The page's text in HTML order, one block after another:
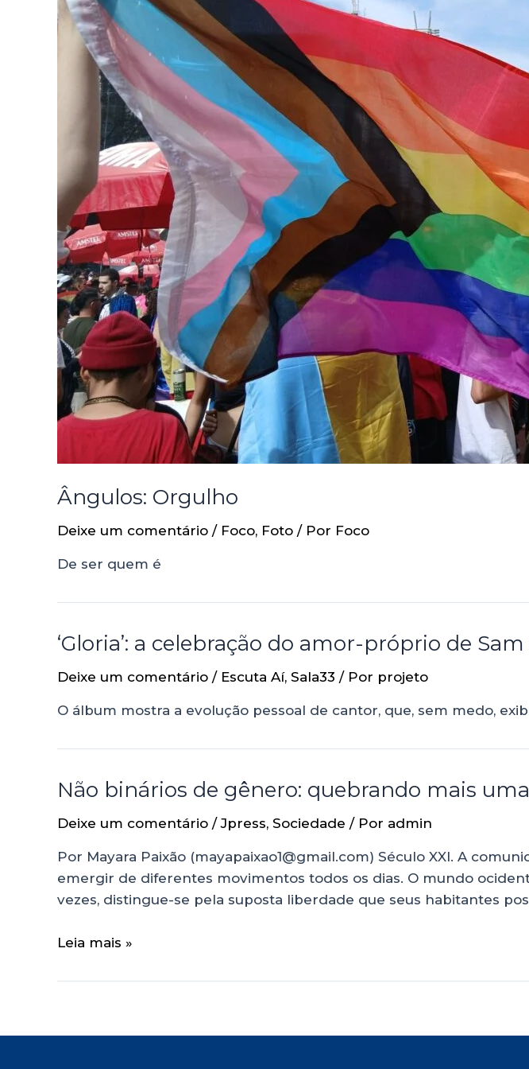
Ângulos: Orgulho
Deixe um comentário / Foco, Foto / Por Foco
De ser quem é
‘Gloria’: a celebração do amor-próprio de
Deixe um comentário / Escuta Aí, Sala33 / Por projeto
O álbum mostra a evolução pessoal de cantor, que, sem medo,
Não binários de gênero: quebrando mais
Deixe um comentário /Jpress, Sociedade / Por admin
Por Mayara Paixão (mayapaixao1@gmail.com) Século XXI. A
emergir de diferentes movimentos todos os dias. O mundo
vezes, distingue-se pela suposta liberdade que seus habitantes
Leia mais »